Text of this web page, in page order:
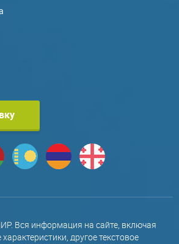
Вся информация на сайте, включая
другое текстовое